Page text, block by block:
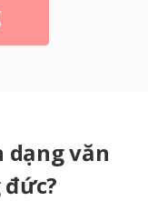
dạng văn